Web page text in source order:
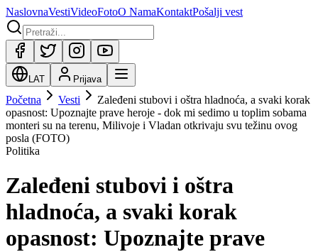
NaslovnaVestiVideoFotoO NamaKontaktPošalji vest
LAT Prijava
Početna Vesti
Zaleđeni stubovi i oštra hladnoća, a svaki korak
opasnost: Upoznajte prave heroje - dok mi sedimo u toplim sobama
monteri su na terenu, Milivoje i Vladan otkrivaju svu težinu ovog
posla (FOTO)
Politika
Zaleđeni stubovi i oštra
hladnoća, a svaki korak
opasnost: Upoznajte prave